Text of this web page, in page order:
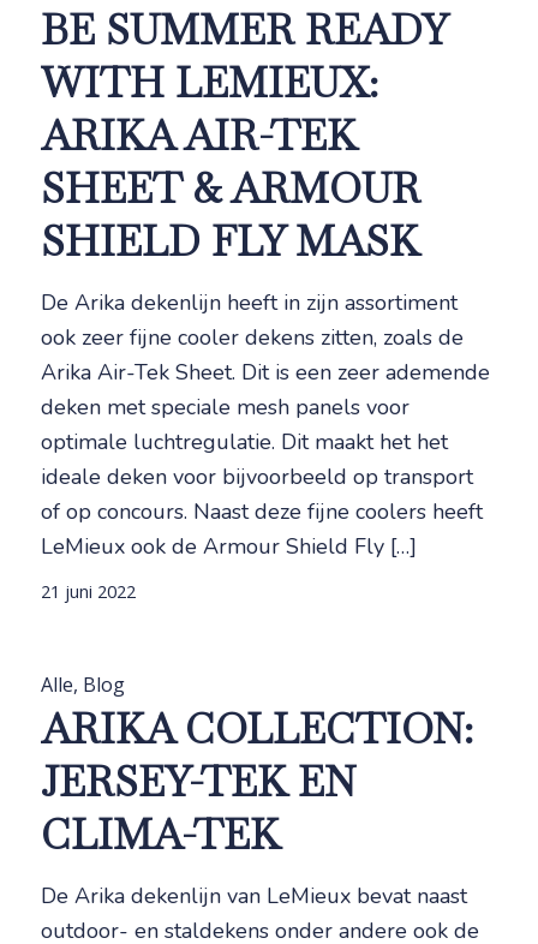
BE SUMMER READY
WITH LEMIEUX:
ARIKA AIR-TEK
SHEET & ARMOUR
SHIELD FLY MASK
De Arika dekenlijn heeft in zijn assortiment
ook zeer fijne cooler dekens zitten, zoals de
Arika Air-Tek Sheet. Dit is een zeer ademende
deken met speciale mesh panels voor
optimale luchtregulatie. Dit maakt het het
ideale deken voor bijvoorbeeld op transport
of op concours. Naast deze fijne coolers heeft
LeMieux ook de Armour Shield Fly […]
21 juni 2022
Alle, Blog
ARIKA COLLECTION:
JERSEY-TEK EN
CLIMA-TEK
De Arika dekenlijn van LeMieux bevat naast
outdoor- en staldekens onder andere ook de